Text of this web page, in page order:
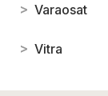
> Varaosat
> Vitra